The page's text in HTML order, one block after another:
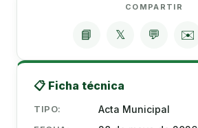
COMPARTIR
📘 𝕏 💬 ✉️
📋 Ficha técnica
TIPO: Acta Municipal